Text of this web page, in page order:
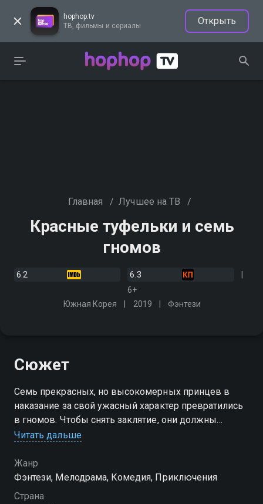
hophop.tv
ТВ, фильмы и сериалы
Открыть
Главная / Лучшее на ТВ /
Красные туфельки и семь
гномов
6.2
6.3
6+
Южная Корея
2019 Фэнтези
Сюжет
Семь прекрасных, но высокомерных принцев в
наказание за свой ужасный характер превратились
в гномов. Чтобы снять заклятие, они должны
добиться поцелуя самой красивой принцессы в
Читать дальше
Жанр
Фэнтези, Мелодрама, Комедия, Приключения
Страна